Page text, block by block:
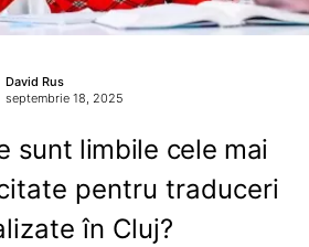
David Rus
septembrie 18, 2025
sunt limbile cele mai
pentru traduceri
în Cluj?